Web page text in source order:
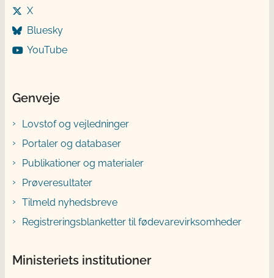
X
Bluesky
YouTube
Genveje
Lovstof og vejledninger
Portaler og databaser
Publikationer og materialer
Prøveresultater
Tilmeld nyhedsbreve
Registreringsblanketter til fødevarevirksomheder
Ministeriets institutioner